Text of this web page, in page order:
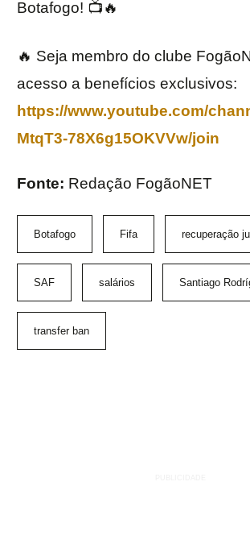
Botafogo! 📺🔥
🔥 Seja membro do clube
acesso a benefícios exclusivos:
https://www.youtube.com/
MtqT3-78X6g15OKVVw/join
Fonte: Redação FogãoNET
Botafogo Fifa recuperação
SAF salários Santiago
transfer ban